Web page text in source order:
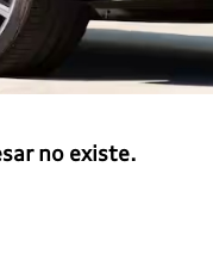
no existe.